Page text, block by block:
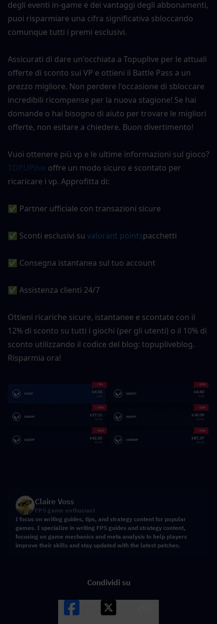
degli eventi in-game e dei vantaggi degli abbonamenti,
puoi risparmiare una cifra significativa sbloccando
comunque tutti i premi esclusivi.
Assicurati di dare un'occhiata a Topuplive per le attuali
offerte di sconto sui VP e ottieni il Battle Pass a un
prezzo migliore. Non perdere l'occasione di sbloccare
incredibili ricompense per la nuova stagione! Se hai
domande o hai bisogno di aiuto per trovare le migliori
offerte, non esitare a chiedere. Buon divertimento!
Vuoi ottenere più vp e le ultime informazioni sul gioco?
TOPUPlive offre un modo sicuro e scontato per
ricaricare i vp. Approfitta di:
✅ Partner ufficiale con transazioni sicure
✅ Sconti esclusivi su valorant pointspacchetti
✅ Consegna istantanea sul tuo account
✅ Assistenza clienti 24/7
Ottieni ricariche sicure, istantanee e scontate con il
12% di sconto su tutti i giochi (per gli utenti) o il 10% di
sconto utilizzando il codice del blog: topupliveblog.
Risparmia ora!
Claire Voss
FPS game enthusiast
I focus on writing guides, tips, and strategy content for popular
games. I specialize in writing FPS guides and strategy content,
focusing on game mechanics and meta analysis to help players
improve their skills and stay updated with the latest patches.
Condividi su